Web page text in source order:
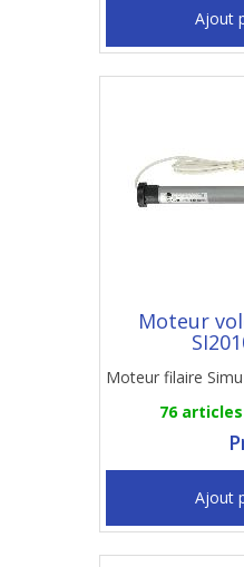
Ajout
Moteur
Moteur filaire
76
Ajout